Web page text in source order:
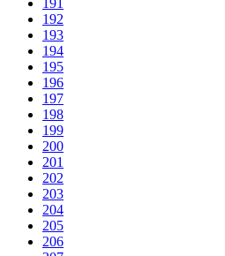
191
192
193
194
195
196
197
198
199
200
201
202
203
204
205
206